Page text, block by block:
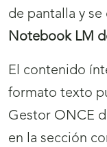
de pantalla y
Notebook LM
El contenido
formato texto
Gestor ONCE
en la sección